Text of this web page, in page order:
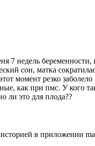
7 недель беременности,
сон, матка
момент резко
как при пмс. У кого
ли это для плода??
в приложении